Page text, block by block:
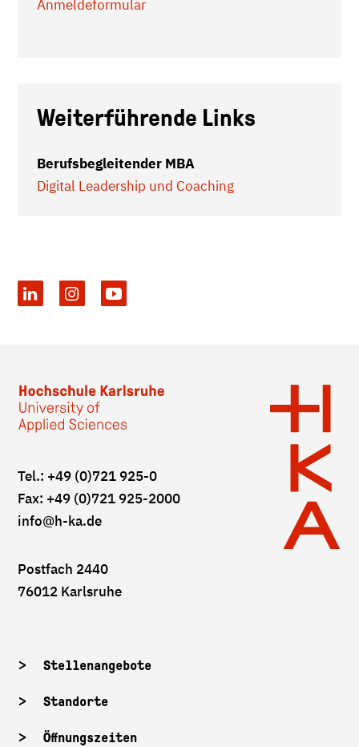
Anmeldeformular
Weiterführende Links
Berufsbegleitender MBA
Digital Leadership und Coaching
Tel.: +49 (0)721 925-0
Fax: +49 (0)721 925-2000
info@h-ka.de
Postfach 2440
76012 Karlsruhe
Stellenangebote
Standorte
Öffnungszeiten